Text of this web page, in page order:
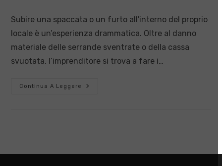
Subire una spaccata o un furto all'interno del proprio
locale è un’esperienza drammatica. Oltre al danno
materiale delle serrande sventrate o della cassa
svuotata, l’imprenditore si trova a fare i…
Continua A Leggere
Subire
Grande